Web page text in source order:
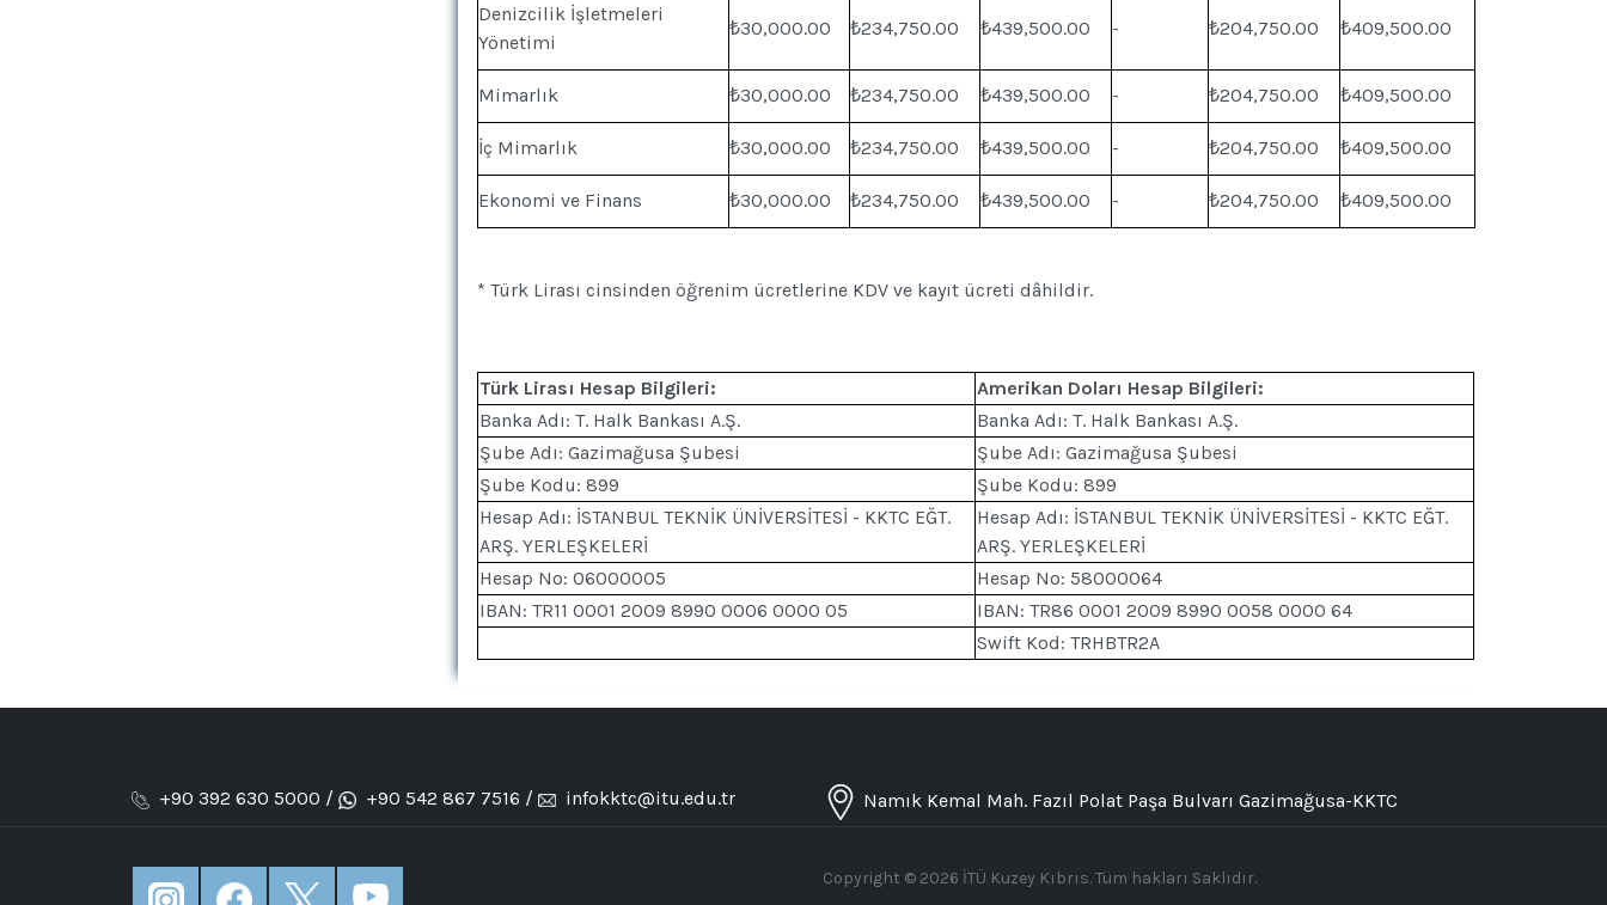
Denizcilik İşletmeleri
Yönetimi
₺30,000.00 ₺234,750.00 ₺439,500.00 - ₺204,750.00 ₺409,500.00
Mimarlık ₺30,000.00 ₺234,750.00 ₺439,500.00 - ₺204,750.00 ₺409,500.00
İç Mimarlık ₺30,000.00 ₺234,750.00 ₺439,500.00 - ₺204,750.00 ₺409,500.00
Ekonomi ve Finans ₺30,000.00 ₺234,750.00 ₺439,500.00 - ₺204,750.00 ₺409,500.00
* Türk Lirası cinsinden öğrenim ücretlerine KDV ve kayıt ücreti dâhildir.
Türk Lirası Hesap Bilgileri:
Amerikan Doları Hesap Bilgileri:
Banka Adı: T. Halk Bankası A.Ş.
Banka Adı: T. Halk Bankası A.Ş.
Şube Adı: Gazimağusa Şubesi
Şube Adı: Gazimağusa Şubesi
Şube Kodu: 899
Şube Kodu: 899
Hesap Adı: İSTANBUL TEKNİK ÜNİVERSİTESİ - KKTC EĞT.
ARŞ. YERLEŞKELERİ
Hesap Adı: İSTANBUL TEKNİK ÜNİVERSİTESİ - KKTC EĞT.
ARŞ. YERLEŞKELERİ
Hesap No: 06000005
Hesap No: 58000064
IBAN: TR11 0001 2009 8990 0006 0000 05
IBAN: TR86 0001 2009 8990 0058 0000 64
Swift Kod: TRHBTR2A
+90 392 630 5000 / +90 542 867 7516 / infokktc@itu.edu.tr Namık Kemal Mah. Fazıl Polat Paşa Bulvarı Gazimağusa-KKTC
Copyright © 2026 İTÜ Kuzey Kıbrıs. Tüm hakları Saklıdır.